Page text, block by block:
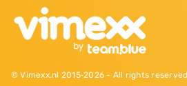
© Vimexx.nl 2015‐2026 - All rights reserved